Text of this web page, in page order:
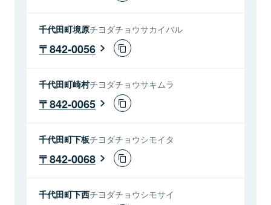
千代田町境原チヨダチョウサカイバル
842-0056
千代田町崎村チヨダチョウサキムラ
842-0065
千代田町下板チヨダチョウシモイタ
842-0068
千代田町下西チヨダチョウシモサイ